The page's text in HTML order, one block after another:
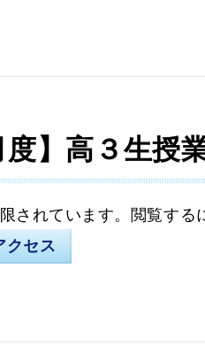
度】高３生授
されています。閲覧する